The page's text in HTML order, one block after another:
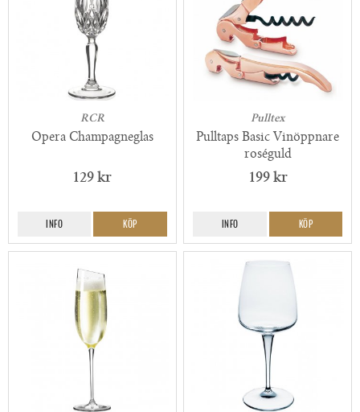
RCR
Opera Champagneglas
129 kr
INFO KÖP
Pulltex
Pulltaps Basic Vinöppnare
roséguld
199 kr
INFO KÖP